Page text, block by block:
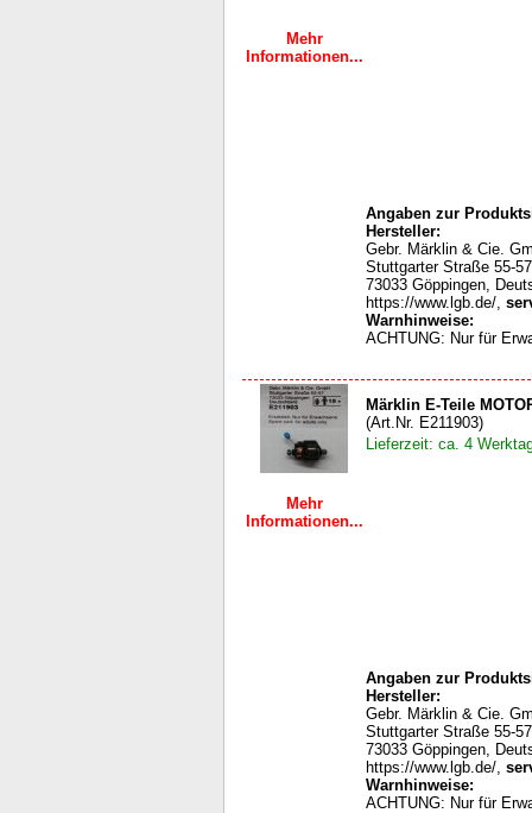
Mehr
Informationen...
Angaben zur
Hersteller:
Gebr. Märklin & Cie.
Stuttgarter Straße 55-57
73033 Göppingen,
https://www.lgb.de/,
Warnhinweise:
ACHTUNG: Nur für
Mehr
Informationen...
Märklin E-Teile
(Art.Nr. E211903)
Lieferzeit: ca. 4
Angaben zur
Hersteller:
Gebr. Märklin & Cie.
Stuttgarter Straße 55-57
73033 Göppingen,
https://www.lgb.de/,
Warnhinweise:
ACHTUNG: Nur für